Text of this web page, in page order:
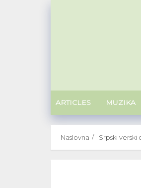
ARTICLES MUZIKA
Naslovna Srpski verski